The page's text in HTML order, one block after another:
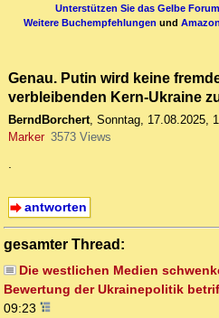
Unterstützen Sie das Gelbe Forum
Weitere Buchempfehlungen und
Genau. Putin wird keine
verbleibenden Kern-Ukraine
BerndBorchert, Sonntag, 17.08.2025,
Marker 3573 Views
.
antworten
gesamter Thread:
Die westlichen Medien
Bewertung der Ukrainepolitik
09:23